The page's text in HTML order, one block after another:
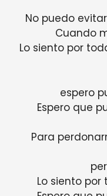
No puedo
Cuando
Lo siento por
espero
Espero que
Para
Lo siento